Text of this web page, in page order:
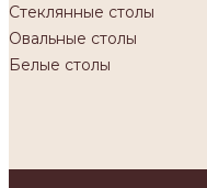
Стеклянные столы
Овальные столы
Белые столы